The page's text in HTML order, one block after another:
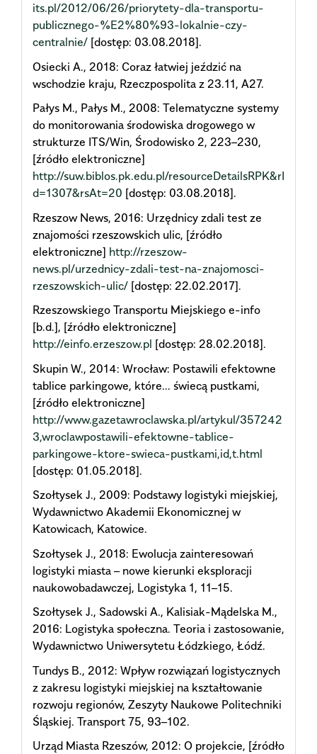
its.pl/2012/06/26/priorytety-dla-transportu-
publicznego-%E2%80%93-lokalnie-czy-
centralnie/ [dostęp: 03.08.2018].
Osiecki A., 2018: Coraz łatwiej jeździć na
wschodzie kraju, Rzeczpospolita z 23.11, A27.
Pałys M., Pałys M., 2008: Telematyczne systemy
do monitorowania środowiska drogowego w
strukturze ITS/Win, Środowisko 2, 223–230,
[źródło elektroniczne]
http://suw.biblos.pk.edu.pl/resourceDetailsRPK&rI
d=1307&rsAt=20 [dostęp: 03.08.2018].
Rzeszow News, 2016: Urzędnicy zdali test ze
znajomości rzeszowskich ulic, [źródło
elektroniczne] http://rzeszow-
news.pl/urzednicy-zdali-test-na-znajomosci-
rzeszowskich-ulic/ [dostęp: 22.02.2017].
Rzeszowskiego Transportu Miejskiego e-info
[b.d.], [źródło elektroniczne]
http://einfo.erzeszow.pl [dostęp: 28.02.2018].
Skupin W., 2014: Wrocław: Postawili efektowne
tablice parkingowe, które... świecą pustkami,
[źródło elektroniczne]
http://www.gazetawroclawska.pl/artykul/357242
3,wroclawpostawili-efektowne-tablice-
parkingowe-ktore-swieca-pustkami,id,t.html
[dostęp: 01.05.2018].
Szołtysek J., 2009: Podstawy logistyki miejskiej,
Wydawnictwo Akademii Ekonomicznej w
Katowicach, Katowice.
Szołtysek J., 2018: Ewolucja zainteresowań
logistyki miasta – nowe kierunki eksploracji
naukowobadawczej, Logistyka 1, 11–15.
Szołtysek J., Sadowski A., Kalisiak-Mądelska M.,
2016: Logistyka społeczna. Teoria i zastosowanie,
Wydawnictwo Uniwersytetu Łódzkiego, Łódź.
Tundys B., 2012: Wpływ rozwiązań logistycznych
z zakresu logistyki miejskiej na kształtowanie
rozwoju regionów, Zeszyty Naukowe Politechniki
Śląskiej. Transport 75, 93–102.
Urząd Miasta Rzeszów, 2012: O projekcie, [źródło